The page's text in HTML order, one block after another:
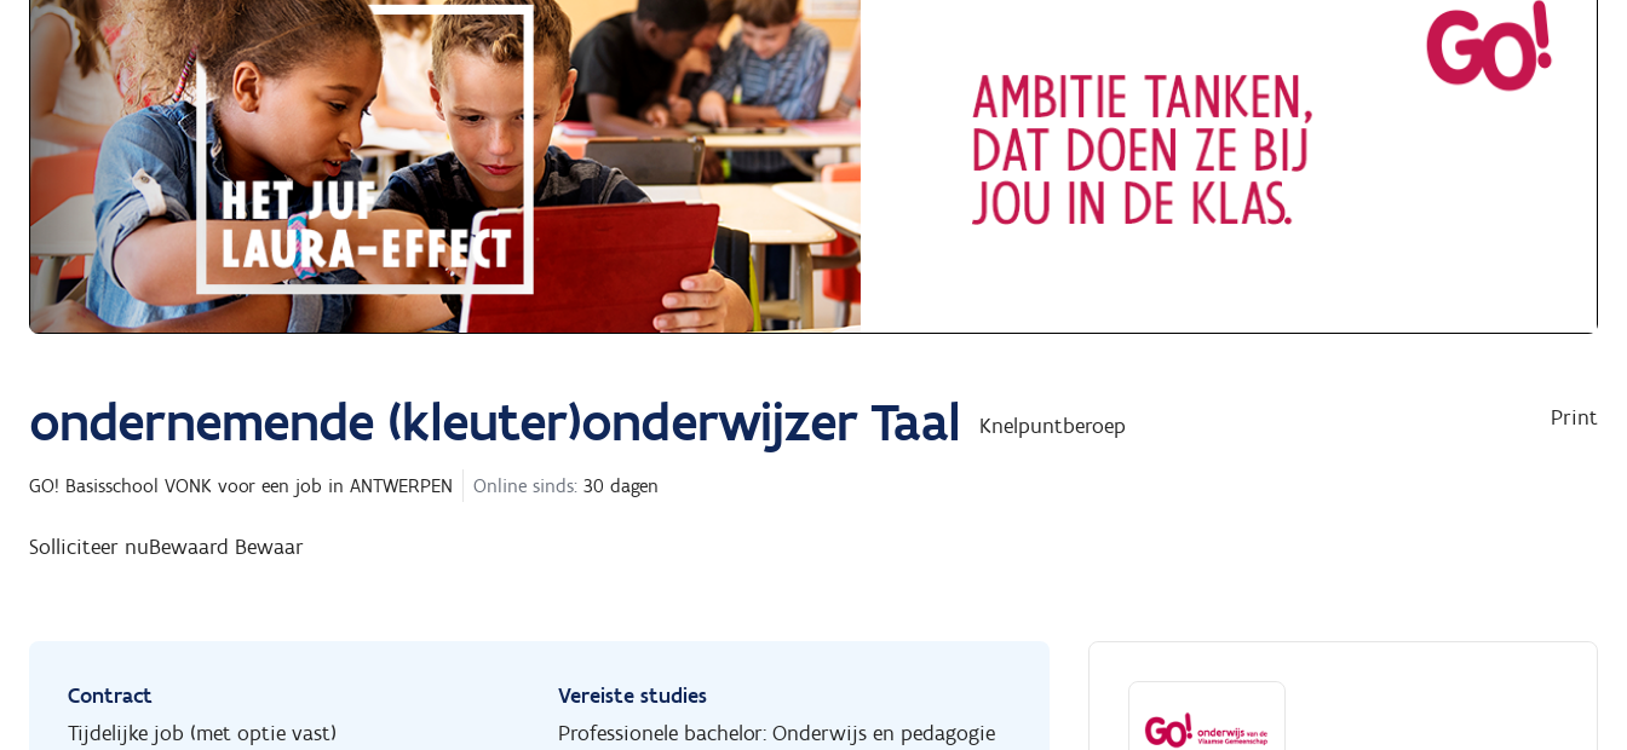
ondernemende (kleuter)onderwijzer Taal Knelpuntberoep Print
GO! Basisschool VONK voor een job in ANTWERPEN Online sinds: 30 dagen
Solliciteer nuBewaard Bewaar
Contract
Tijdelijke job (met optie vast)
Vereiste studies
Professionele bachelor: Onderwijs en pedagogie